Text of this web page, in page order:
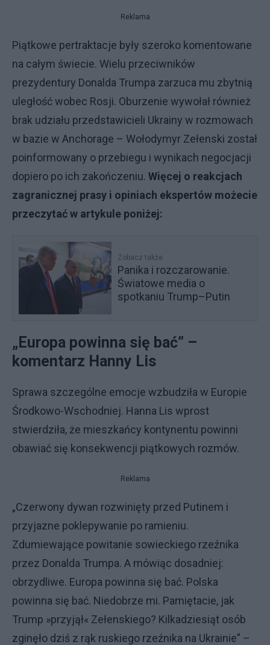
Reklama
Piątkowe pertraktacje były szeroko komentowane
na całym świecie. Wielu przeciwników
prezydentury Donalda Trumpa zarzuca mu zbytnią
uległość wobec Rosji. Oburzenie wywołał również
brak udziału przedstawicieli Ukrainy w rozmowach
w bazie w Anchorage – Wołodymyr Zełenski został
poinformowany o przebiegu i wynikach negocjacji
dopiero po ich zakończeniu. Więcej o reakcjach
zagranicznej prasy i opiniach ekspertów możecie
przeczytać w artykule poniżej:
Zobacz także
Panika i rozczarowanie.
Światowe media o
spotkaniu Trump–Putin
„Europa powinna się bać” –
komentarz Hanny Lis
Sprawa szczególne emocje wzbudziła w Europie
Środkowo-Wschodniej. Hanna Lis wprost
stwierdziła, że mieszkańcy kontynentu powinni
obawiać się konsekwencji piątkowych rozmów.
Reklama
„Czerwony dywan rozwinięty przed Putinem i
przyjazne poklepywanie po ramieniu.
Zdumiewające powitanie sowieckiego rzeźnika
przez Donalda Trumpa. A mówiąc dosadniej:
obrzydliwe. Europa powinna się bać. Polska
powinna się bać. Niedobrze mi. Pamiętacie, jak
Trump »przyjął« Zełenskiego? Kilkadziesiąt osób
zginęło dziś z rąk ruskiego rzeźnika na Ukrainie” –